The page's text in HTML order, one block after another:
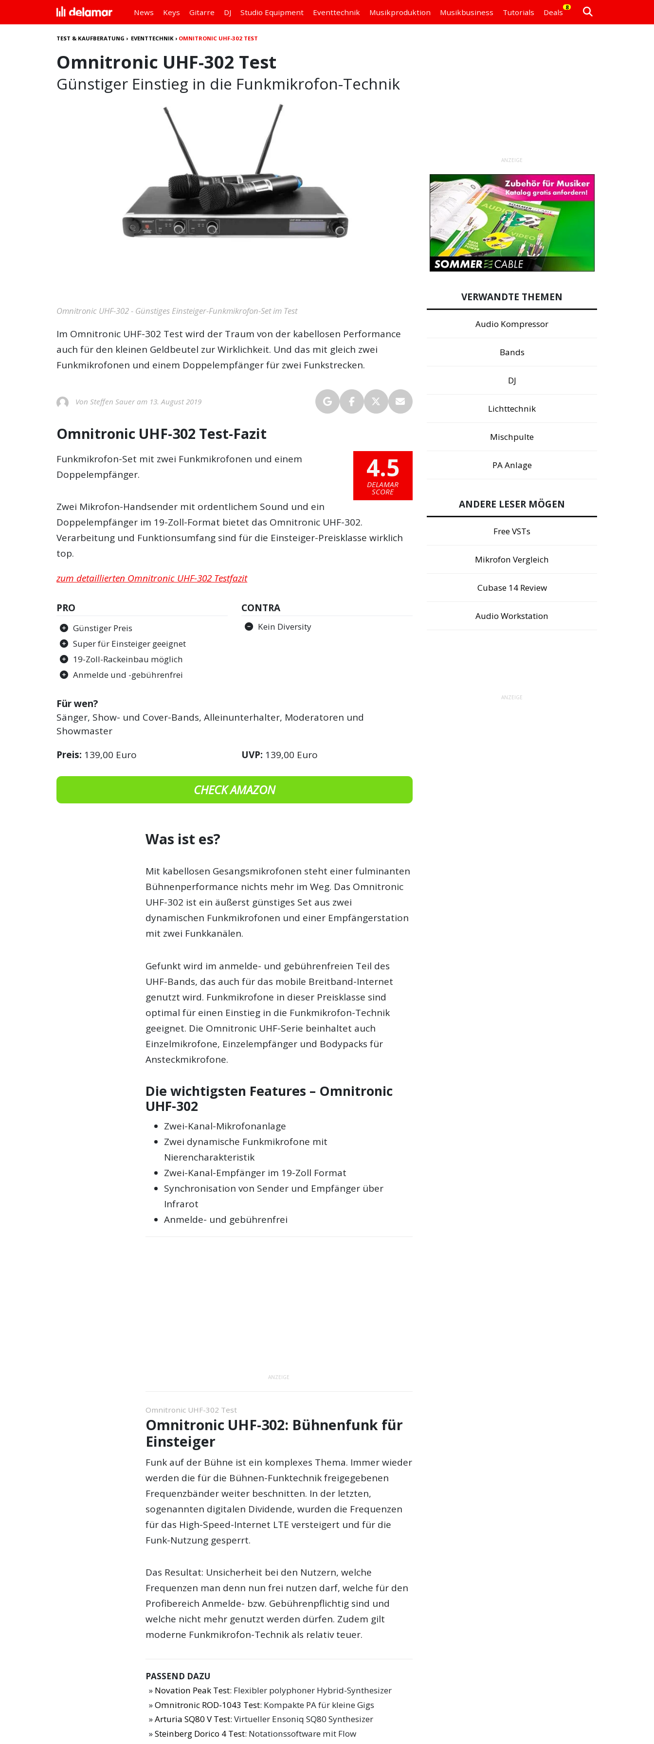
News Keys Gitarre DJ Studio Equipment Eventtechnik Musikproduktion Musikbusiness Tutorials Deals
8
TEST & KAUFBERATUNG › EVENTTECHNIK › OMNITRONIC UHF-302 TEST
Omnitronic UHF-302 Test
Günstiger Einstieg in die Funkmikrofon-Technik
Omnitronic UHF-302 - Günstiges Einsteiger-Funkmikrofon-Set im Test
Im Omnitronic UHF-302 Test wird der Traum von der kabellosen Performance
auch für den kleinen Geldbeutel zur Wirklichkeit. Und das mit gleich zwei
Funkmikrofonen und einem Doppelempfänger für zwei Funkstrecken.
Von Steffen Sauer am 13. August 2019
Omnitronic UHF-302 Test-Fazit
4.5
DELAMAR
SCORE
Funkmikrofon-Set mit zwei Funkmikrofonen und einem
Doppelempfänger.
Zwei Mikrofon-Handsender mit ordentlichem Sound und ein
Doppelempfänger im 19-Zoll-Format bietet das Omnitronic UHF-302.
Verarbeitung und Funktionsumfang sind für die Einsteiger-Preisklasse wirklich
top.
zum detaillierten Omnitronic UHF-302 Testfazit
PRO
Günstiger Preis
Super für Einsteiger geeignet
19-Zoll-Rackeinbau möglich
Anmelde und -gebührenfrei
CONTRA
Kein Diversity
Für wen?
Sänger, Show- und Cover-Bands, Alleinunterhalter, Moderatoren und
Showmaster
Preis: 139,00 Euro UVP: 139,00 Euro
CHECK AMAZON
Was ist es?
Mit kabellosen Gesangsmikrofonen steht einer fulminanten
Bühnenperformance nichts mehr im Weg. Das Omnitronic
UHF-302 ist ein äußerst günstiges Set aus zwei
dynamischen Funkmikrofonen und einer Empfängerstation
mit zwei Funkkanälen.
Gefunkt wird im anmelde- und gebührenfreien Teil des
UHF-Bands, das auch für das mobile Breitband-Internet
genutzt wird. Funkmikrofone in dieser Preisklasse sind
optimal für einen Einstieg in die Funkmikrofon-Technik
geeignet. Die Omnitronic UHF-Serie beinhaltet auch
Einzelmikrofone, Einzelempfänger und Bodypacks für
Ansteckmikrofone.
Die wichtigsten Features – Omnitronic
UHF-302
Zwei-Kanal-Mikrofonanlage
Zwei dynamische Funkmikrofone mit
Nierencharakteristik
Zwei-Kanal-Empfänger im 19-Zoll Format
Synchronisation von Sender und Empfänger über
Infrarot
Anmelde- und gebührenfrei
ANZEIGE
Omnitronic UHF-302 Test
Omnitronic UHF-302: Bühnenfunk für
Einsteiger
Funk auf der Bühne ist ein komplexes Thema. Immer wieder
werden die für die Bühnen-Funktechnik freigegebenen
Frequenzbänder weiter beschnitten. In der letzten,
sogenannten digitalen Dividende, wurden die Frequenzen
für das High-Speed-Internet LTE versteigert und für die
Funk-Nutzung gesperrt.
Das Resultat: Unsicherheit bei den Nutzern, welche
Frequenzen man denn nun frei nutzen darf, welche für den
Profibereich Anmelde- bzw. Gebührenpflichtig sind und
welche nicht mehr genutzt werden dürfen. Zudem gilt
moderne Funkmikrofon-Technik als relativ teuer.
PASSEND DAZU
Novation Peak Test: Flexibler polyphoner Hybrid-Synthesizer
Omnitronic ROD-1043 Test: Kompakte PA für kleine Gigs
Arturia SQ80 V Test: Virtueller Ensoniq SQ80 Synthesizer
Steinberg Dorico 4 Test: Notationssoftware mit Flow
ANZEIGE
VERWANDTE THEMEN
Audio Kompressor
Bands
DJ
Lichttechnik
Mischpulte
PA Anlage
ANDERE LESER MÖGEN
Free VSTs
Mikrofon Vergleich
Cubase 14 Review
Audio Workstation
ANZEIGE